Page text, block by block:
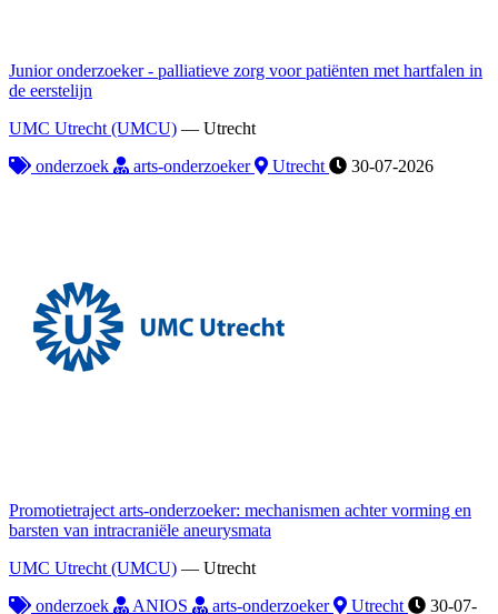
Junior onderzoeker - palliatieve zorg voor patiënten met hartfalen in
de eerstelijn
UMC Utrecht (UMCU) — Utrecht
onderzoek
arts-onderzoeker Utrecht 30-07-2026
Promotietraject arts-onderzoeker: mechanismen achter vorming en
barsten van intracraniële aneurysmata
UMC Utrecht (UMCU) — Utrecht
onderzoek
ANIOS arts-onderzoeker Utrecht 30-07-